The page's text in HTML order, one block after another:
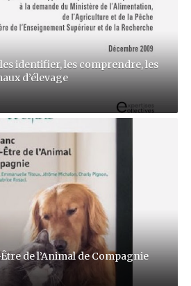
identifier, les comprendre, les
d’élevage
de l’Animal de Compagnie